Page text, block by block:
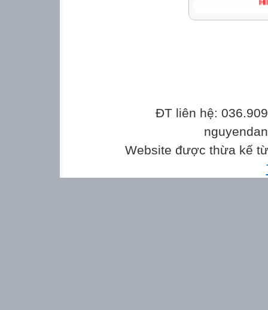
ĐT liên hệ:
Website được thừa kế